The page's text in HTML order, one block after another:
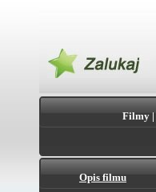
Filmy|
Opis filmu